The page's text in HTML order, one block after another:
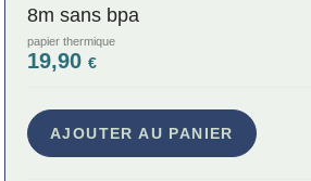
8m sans bpa
papier thermique
19,90 €
AJOUTER AU PANIER